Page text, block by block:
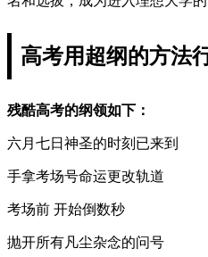
高考用超纲的方法
残酷高考的纲领如下：
六月七日神圣的时刻已来到
手拿考场号命运更改轨道
考场前 开始倒数秒
抛开所有凡尘杂念的问号